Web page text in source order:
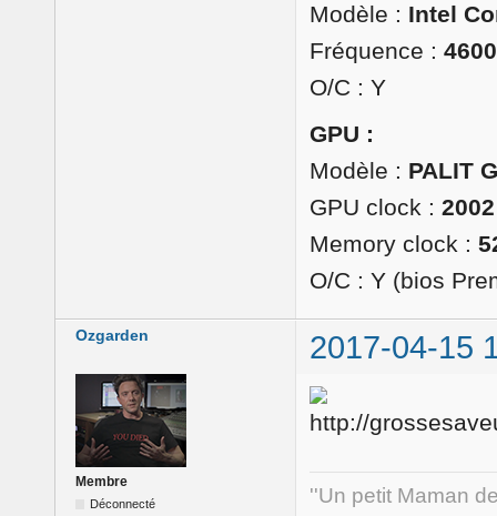
Modèle : Intel
Fréquence :
O/C : Y
GPU :
Modèle : PALIT
GPU clock :
Memory clock :
O/C : Y (bios
Ozgarden 2017-04-15
Membre
Déconnecté ''Un petit Maman